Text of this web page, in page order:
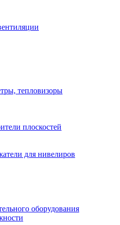
тепловизоры
плоскостей
для нивелиров
оборудования